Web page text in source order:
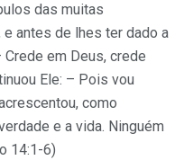
das muitas
e antes de lhes ter dado a
em Deus, crede
Ele: – Pois vou
como
e a vida. Ninguém
14:1-6)